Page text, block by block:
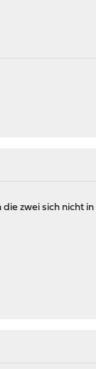
zwei sich nicht